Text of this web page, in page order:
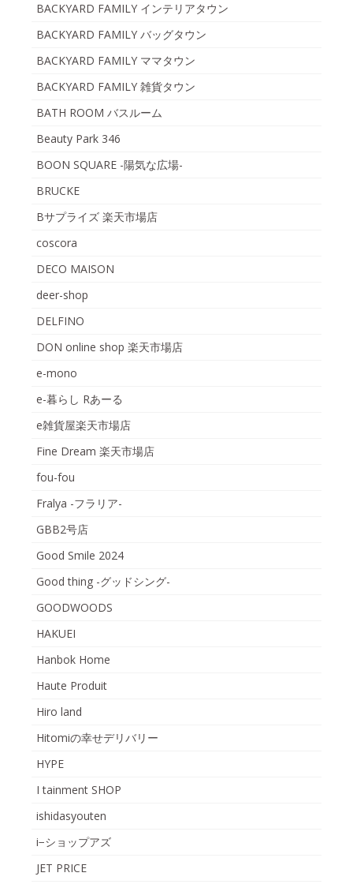
BACKYARD FAMILY インテリアタウン
BACKYARD FAMILY バッグタウン
BACKYARD FAMILY ママタウン
BACKYARD FAMILY 雑貨タウン
BATH ROOM バスルーム
Beauty Park 346
BOON SQUARE -陽気な広場-
BRUCKE
Bサプライズ 楽天市場店
coscora
DECO MAISON
deer-shop
DELFINO
DON online shop 楽天市場店
e-mono
e-暮らし Rあーる
e雑貨屋楽天市場店
Fine Dream 楽天市場店
fou-fou
Fralya -フラリア-
GBB2号店
Good Smile 2024
Good thing -グッドシング-
GOODWOODS
HAKUEI
Hanbok Home
Haute Produit
Hiro land
Hitomiの幸せデリバリー
HYPE
I tainment SHOP
ishidasyouten
i−ショップアズ
JET PRICE